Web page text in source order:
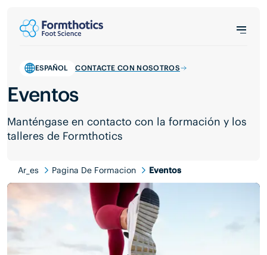
ESPAÑOL CONTACTE CON NOSOTROS
Eventos
Manténgase en contacto con la formación y los
talleres de Formthotics
Ar_es Pagina De Formacion Eventos